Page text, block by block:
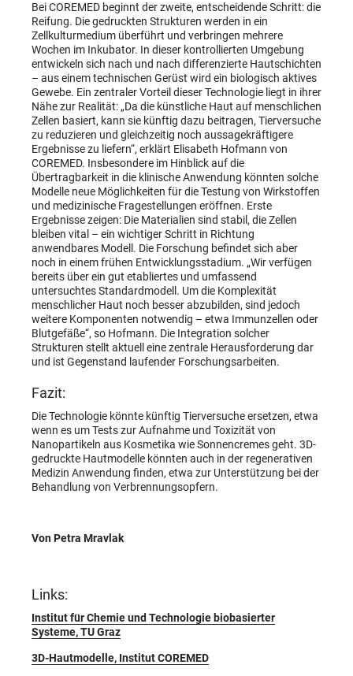
Bei COREMED beginnt der zweite, entscheidende Schritt: die
Reifung. Die gedruckten Strukturen werden in ein
Zellkulturmedium überführt und verbringen mehrere
Wochen im Inkubator. In dieser kontrollierten Umgebung
entwickeln sich nach und nach differenzierte Hautschichten
– aus einem technischen Gerüst wird ein biologisch aktives
Gewebe. Ein zentraler Vorteil dieser Technologie liegt in ihrer
Nähe zur Realität: „Da die künstliche Haut auf menschlichen
Zellen basiert, kann sie künftig dazu beitragen, Tierversuche
zu reduzieren und gleichzeitig noch aussagekräftigere
Ergebnisse zu liefern“, erklärt Elisabeth Hofmann von
COREMED. Insbesondere im Hinblick auf die
Übertragbarkeit in die klinische Anwendung könnten solche
Modelle neue Möglichkeiten für die Testung von Wirkstoffen
und medizinische Fragestellungen eröffnen. Erste
Ergebnisse zeigen: Die Materialien sind stabil, die Zellen
bleiben vital – ein wichtiger Schritt in Richtung
anwendbares Modell. Die Forschung befindet sich aber
noch in einem frühen Entwicklungsstadium. „Wir verfügen
bereits über ein gut etabliertes und umfassend
untersuchtes Standardmodell. Um die Komplexität
menschlicher Haut noch besser abzubilden, sind jedoch
weitere Komponenten notwendig – etwa Immunzellen oder
Blutgefäße“, so Hofmann. Die Integration solcher
Strukturen stellt aktuell eine zentrale Herausforderung dar
und ist Gegenstand laufender Forschungsarbeiten.
Fazit:
Die Technologie könnte künftig Tierversuche ersetzen, etwa
wenn es um Tests zur Aufnahme und Toxizität von
Nanopartikeln aus Kosmetika wie Sonnencremes geht. 3D-
gedruckte Hautmodelle könnten auch in der regenerativen
Medizin Anwendung finden, etwa zur Unterstützung bei der
Behandlung von Verbrennungsopfern.
Von Petra Mravlak
Links:
Institut für Chemie und Technologie biobasierter
Systeme, TU Graz
3D-Hautmodelle, Institut COREMED